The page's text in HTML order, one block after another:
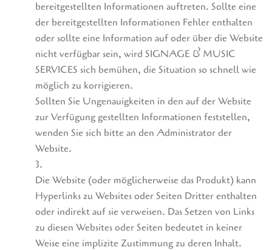
bereitgestellten Informationen auftreten. Sollte eine
der bereitgestellten Informationen Fehler enthalten
oder sollte eine Information auf oder über die Website
nicht verfügbar sein, wird SIGNAGE & MUSIC
SERVICES sich bemühen, die Situation so schnell wie
möglich zu korrigieren.
Sollten Sie Ungenauigkeiten in den auf der Website
zur Verfügung gestellten Informationen feststellen,
wenden Sie sich bitte an den Administrator der
Website.
3.
Die Website (oder möglicherweise das Produkt) kann
Hyperlinks zu Websites oder Seiten Dritter enthalten
oder indirekt auf sie verweisen. Das Setzen von Links
zu diesen Websites oder Seiten bedeutet in keiner
Weise eine implizite Zustimmung zu deren Inhalt.